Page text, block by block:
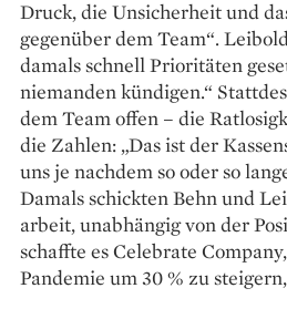
Druck, die Unsicherheit und
gegenüber dem Team“.
damals schnell Priori­täten
niemanden kündigen.“
dem Team offen – die
die Zahlen: „Das ist der
uns je nachdem so oder so
Damals schickten Behn und
arbeit, unabhängig von der
schaffte es Celebrate
Pandemie um 30 % zu